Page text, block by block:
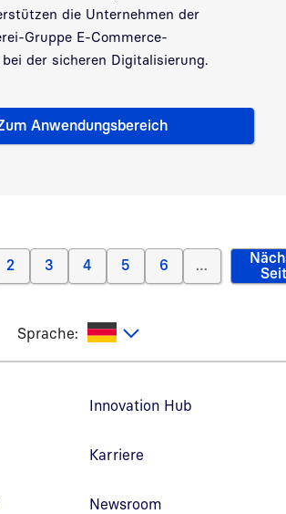
die Unternehmen der
Gruppe E-Commerce-
der sicheren Digitalisierung.
Anwendungsbereich
Zielgruppe: E-Commerce
Seite
Page
2 Page
3 Page
4 Page
5 Page
6 …
Sprache:
Innovation Hub
Karriere
Newsroom